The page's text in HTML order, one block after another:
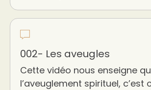
002- Les aveugles
Cette vidéo nous enseigne
l’aveuglement spirituel, c’est